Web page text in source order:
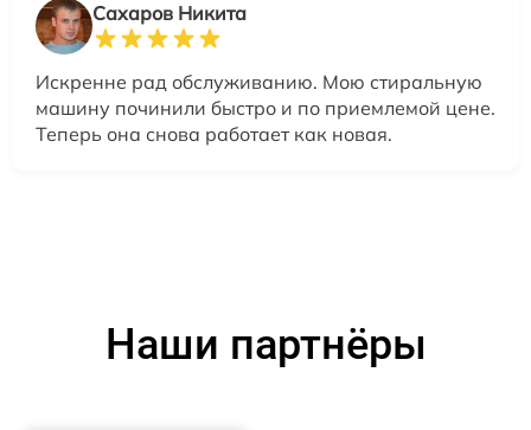
Сахаров Никита
Искренне рад обслуживанию. Мою стиральную
машину починили быстро и по приемлемой цене.
Теперь она снова работает как новая.
Наши партнёры